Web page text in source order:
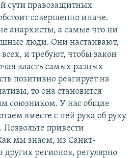
сути правозащитных
совершенно иначе.
анархисты, а самые что ни
люди. Они настаивают,
и требуют, чтобы закон
власть самых разных
позитивно реагирует на
то она становится
союзником. У нас общие
вместе с ней рука об руку
привести
мы знаем, из Санкт-
других регионов, регулярно